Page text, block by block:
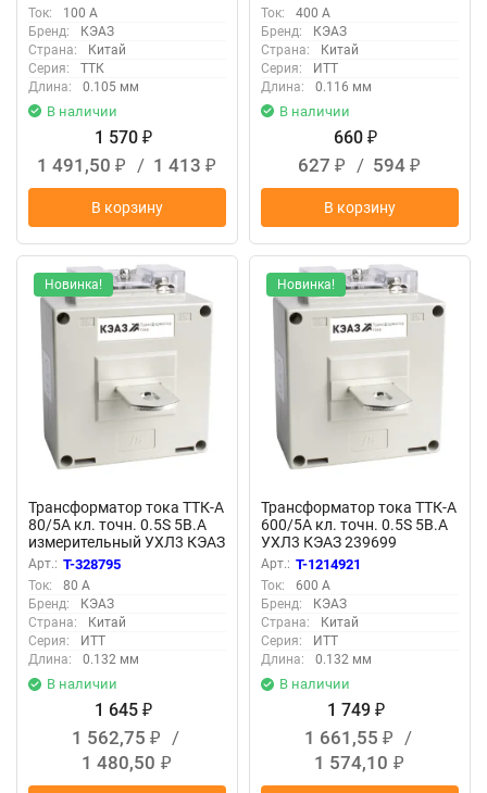
Ток:
100 А
Бренд:
КЭАЗ
Страна:
Китай
Серия:
ТТК
Длина:
0.105 мм
В наличии
1 570 ₽
1 491,50 ₽ / 1 413 ₽
В корзину
Ток:
400 А
Бренд:
КЭАЗ
Страна:
Китай
Серия:
ИТТ
Длина:
0.116 мм
В наличии
660 ₽
627 ₽ / 594 ₽
В корзину
Новинка!
Трансформатор тока ТТК-А
80/5А кл. точн. 0.5S 5В.А
измерительный УХЛ3 КЭАЗ
219665
Арт.: T-328795
Ток:
80 А
Бренд:
КЭАЗ
Страна:
Китай
Серия:
ИТТ
Длина:
0.132 мм
В наличии
1 645 ₽
1 562,75 ₽
/
1 480,50 ₽
Новинка!
Трансформатор тока ТТК-А
600/5А кл. точн. 0.5S 5В.А
УХЛ3 КЭАЗ 239699
Арт.: T-1214921
Ток:
600 А
Бренд:
КЭАЗ
Страна:
Китай
Серия:
ИТТ
Длина:
0.132 мм
В наличии
1 749 ₽
1 661,55 ₽
/
1 574,10 ₽